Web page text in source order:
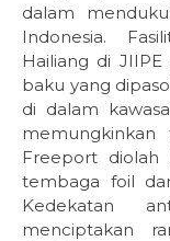
dalam
Indonesia.
Hailiang di
baku yang
di dalam
memungkinkan
Freeport diolah
tembaga foil
Kedekatan
menciptakan